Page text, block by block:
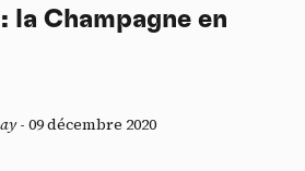
la Champagne en
- 09 décembre 2020